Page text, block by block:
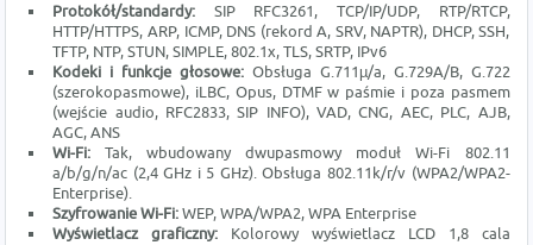
Protokół/standardy: SIP RFC3261, TCP/IP/UDP, RTP/RTCP,
HTTP/HTTPS, ARP, ICMP, DNS (rekord A, SRV, NAPTR), DHCP, SSH,
TFTP, NTP, STUN, SIMPLE, 802.1x, TLS, SRTP, IPv6
Kodeki i funkcje głosowe: Obsługa G.711µ/a, G.729A/B, G.722
(szerokopasmowe), iLBC, Opus, DTMF w paśmie i poza pasmem
(wejście audio, RFC2833, SIP INFO), VAD, CNG, AEC, PLC, AJB,
AGC, ANS
Wi-Fi: Tak, wbudowany dwupasmowy moduł Wi-Fi 802.11
a/b/g/n/ac (2,4 GHz i 5 GHz). Obsługa 802.11k/r/v (WPA2/WPA2-
Enterprise).
Szyfrowanie Wi-Fi:WEP, WPA/WPA2, WPA Enterprise
Wyświetlacz graficzny: Kolorowy wyświetlacz LCD 1,8 cala